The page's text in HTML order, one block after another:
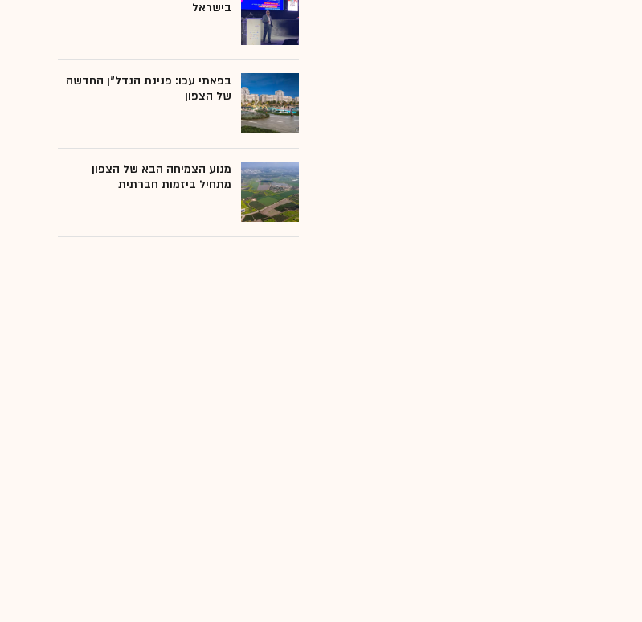
בישראל
בפאתי עכו: פנינת הנדל"ן החדשה
של הצפון
מנוע הצמיחה הבא של הצפון
מתחיל ביזמות חברתית